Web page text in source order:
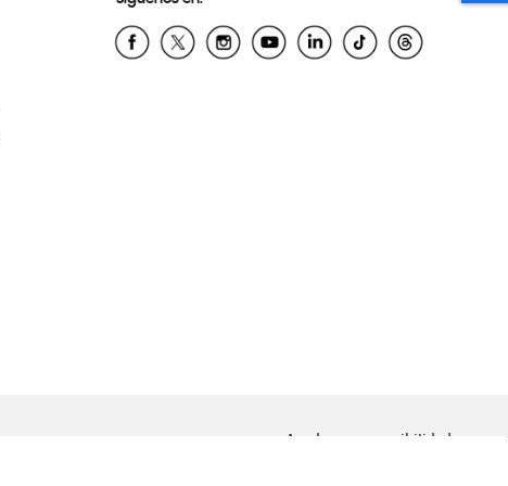
Ayuda para accesibilidad